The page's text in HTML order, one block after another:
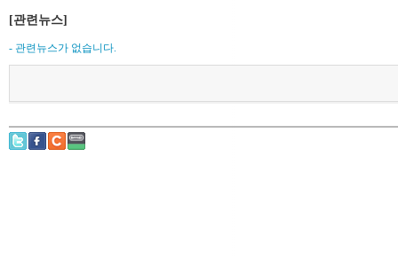
[관련뉴스]
- 관련뉴스가 없습니다.